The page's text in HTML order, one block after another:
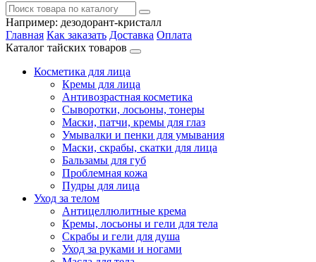
Например: дезодорант-кристалл
Главная Как заказать Доставка Оплата
Каталог тайских товаров
Косметика для лица
Кремы для лица
Антивозрастная косметика
Сыворотки, лосьоны, тонеры
Маски, патчи, кремы для глаз
Умывалки и пенки для умывания
Маски, скрабы, скатки для лица
Бальзамы для губ
Проблемная кожа
Пудры для лица
Уход за телом
Антицеллюлитные крема
Кремы, лосьоны и гели для тела
Скрабы и гели для душа
Уход за руками и ногами